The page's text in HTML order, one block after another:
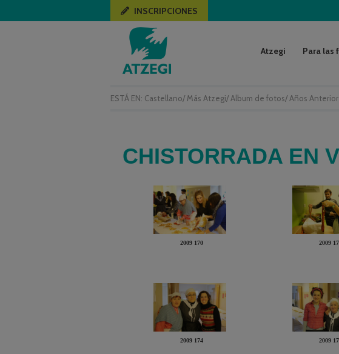
ESTÁ EN: Castellano/ Más Atzegi/ Album de fotos/ Años
INSCRIPCIONES
Atzegi Para las
CHISTORRADA EN
2009 170 2009
2009 174 2009